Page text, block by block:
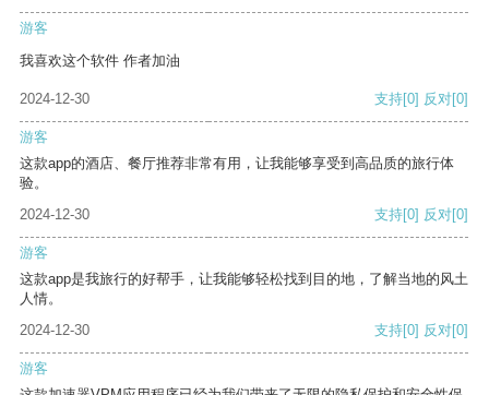
游客
我喜欢这个软件 作者加油
2024-12-30 支持[0] 反对[0]
游客
这款app的酒店、餐厅推荐非常有用，让我能够享受到高品质的旅行体
验。
2024-12-30
支持[0] 反对[0]
游客
这款app是我旅行的好帮手，让我能够轻松找到目的地，了解当地的风土
人情。
2024-12-30
支持[0] 反对[0]
游客